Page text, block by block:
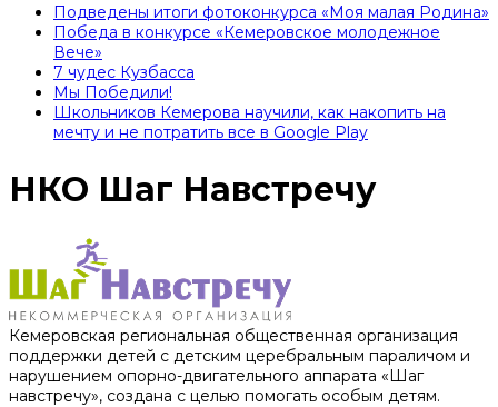
Подведены итоги фотоконкурса «Моя малая Родина»
Победа в конкурсе «Кемеровское молодежное
Вече»
7 чудес Кузбасса
Мы Победили!
Школьников Кемерова научили, как накопить на
мечту и не потратить все в Google Play
НКО Шаг Навстречу
Кемеровская региональная общественная организация
поддержки детей с детским церебральным параличом и
нарушением опорно-двигательного аппарата «Шаг
навстречу», создана с целью помогать особым детям.